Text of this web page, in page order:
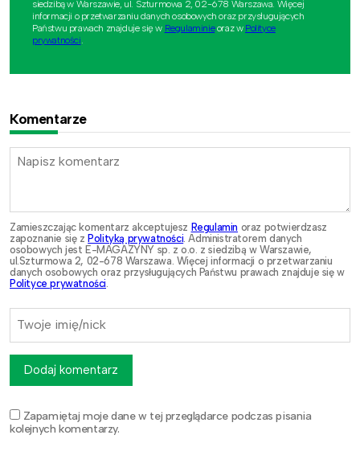
siedzibą w Warszawie, ul. Szturmowa 2, 02-678 Warszawa. Więcej
informacji o przetwarzaniu danych osobowych oraz przysługujących
Państwu prawach znajduje się w Regulaminieoraz w Polityce
prywatności.
Komentarze
Zamieszczając komentarz akceptujesz Regulamin oraz potwierdzasz
zapoznanie się zPolityką prywatności . Administratorem danych
osobowych jest E-MAGAZYNY sp. z o.o. z siedzibą w Warszawie,
ul.Szturmowa 2, 02-678 Warszawa. Więcej informacji o przetwarzaniu
danych osobowych oraz przysługujących Państwu prawach znajduje się w
Polityce prywatności
Zapamiętaj moje dane w tej przeglądarce podczas pisania
kolejnych komentarzy.
Dodaj komentarz